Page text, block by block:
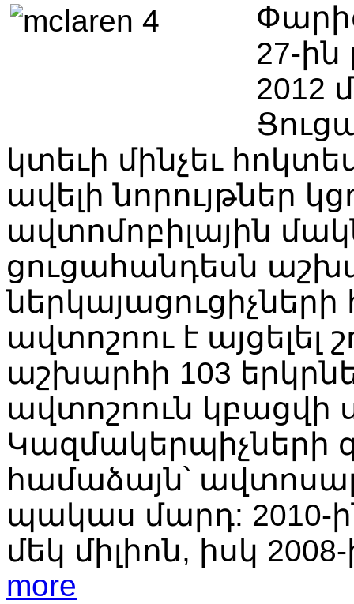
27-ին
2012
կտեւի մինչեւ
ավելի նորույթներ
ավտոմոբիլային
ցուցահանդեսն
ներկայացուցիչների
ավտոշոու է այցելել
աշխարհի 103
ավտոշոուն կբացվի
Կազմակերպիչների
համաձայն՝
պակաս մարդ: 2010-
մեկ միլիոն, իսկ
more